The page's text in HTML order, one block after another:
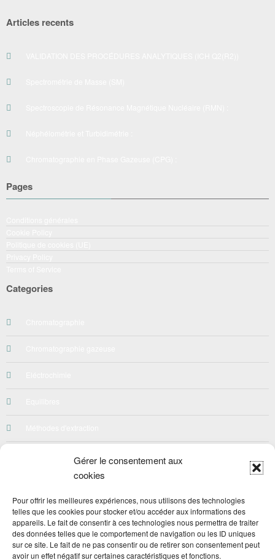
Gérer le consentement aux
cookies
Pour offrir les meilleures expériences, nous utilisons des technologies
telles que les cookies pour stocker et/ou accéder aux informations des
appareils. Le fait de consentir à ces technologies nous permettra de traiter
des données telles que le comportement de navigation ou les ID uniques
sur ce site. Le fait de ne pas consentir ou de retirer son consentement peut
avoir un effet négatif sur certaines caractéristiques et fonctions.
Articles recents
Pages
Categories
Préparation des solutions
Qualité
Quiz